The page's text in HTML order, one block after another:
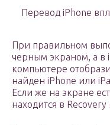
Перевод iPhone
При правильном
черным экраном, а в
компьютере
найден iPhone или
Если же на экране
находится в Recovery